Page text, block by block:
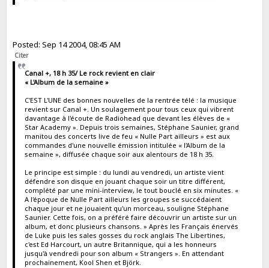
Posted: Sep 14 2004, 08:45 AM
Citer
Canal +, 18 h 35/ Le rock revient en clair
« L'Album de la semaine »
C'EST L'UNE des bonnes nouvelles de la rentrée télé : la musique
revient sur Canal +. Un soulagement pour tous ceux qui vibrent
davantage à l'écoute de Radiohead que devant les élèves de «
Star Academy ». Depuis trois semaines, Stéphane Saunier, grand
manitou des concerts live de feu « Nulle Part ailleurs » est aux
commandes d'une nouvelle émission intitulée « l'Album de la
semaine », diffusée chaque soir aux alentours de 18 h 35.
Le principe est simple : du lundi au vendredi, un artiste vient
défendre son disque en jouant chaque soir un titre différent,
complété par une mini-interview, le tout bouclé en six minutes. «
A l'époque de Nulle Part ailleurs les groupes se succédaient
chaque jour et ne jouaient qu'un morceau, souligne Stéphane
Saunier. Cette fois, on a préféré faire découvrir un artiste sur un
album, et donc plusieurs chansons. » Après les Français énervés
de Luke puis les sales gosses du rock anglais The Libertines,
c'est Ed Harcourt, un autre Britannique, qui a les honneurs
jusqu'à vendredi pour son album « Strangers ». En attendant
prochainement, Kool Shen et Björk.